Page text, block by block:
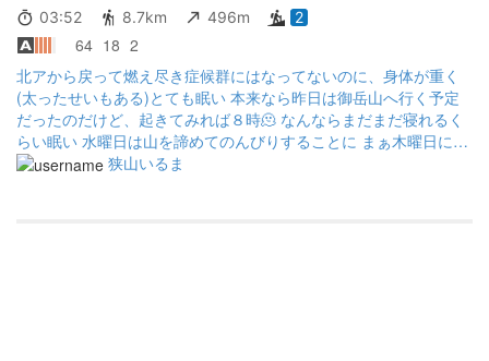
03:52 8.7km 496m 2
64 18 2
北アから戻って燃え尽き症候群にはなってないのに、身体が重く
(太ったせいもある)とても眠い 本来なら昨日は御岳山へ行く予定
だったのだけど、起きてみれば８時🫠 なんならまだまだ寝れるく
らい眠い 水曜日は山を諦めてのんびりすることに まぁ木曜日に日
和田山か高尾山あたりを軽く登るか〜くらいの気持ち 夜も早く寝
狭山いるま